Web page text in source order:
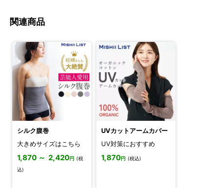
関連商品
シルク腹巻
大きめサイズはこちら
1,870 ～ 2,420円 (税
込)
UVカットアームカバー
UV対策におすすめ
1,870円 (税込)